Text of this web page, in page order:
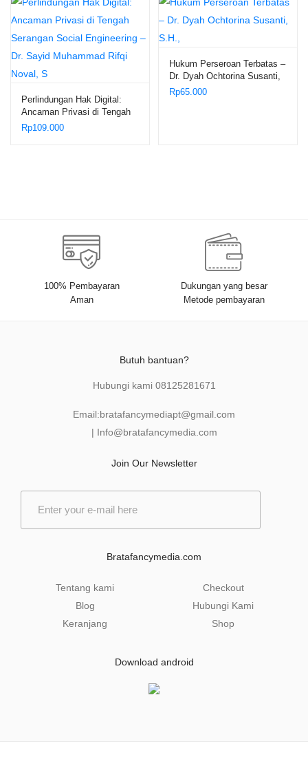
Perlindungan Hak Digital:
Ancaman Privasi di Tengah
Serangan Social Engineering
Rp109.000
Hukum Perseroan Terbatas –
Dr. Dyah Ochtorina Susanti,
S.H.,
Rp65.000
100% Pembayaran
Aman
Dukungan yang besar
Metode pembayaran
Butuh bantuan?
Hubungi kami 08125281671
Email:bratafancymediapt@gmail.com
| Info@bratafancymedia.com
Join Our Newsletter
Bratafancymedia.com
Tentang kami
Blog
Keranjang
Checkout
Hubungi Kami
Shop
Download android